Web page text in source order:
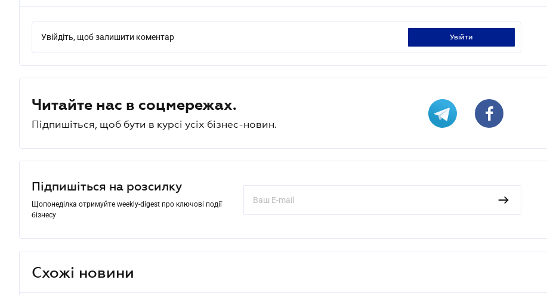
Увійдіть, щоб залишити коментар увійти
Читайте нас в соцмережах.
Підпишіться, щоб бути в курсі усіх бізнес-новин.
Підпишіться на розсилку
Щопонеділка отримуйте weekly-digest про ключові події
бізнесу
Схожі новини